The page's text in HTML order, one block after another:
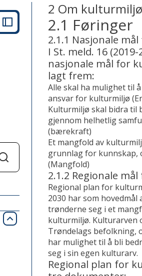
Søk
Lukk
2 Om
2.1 Føringer
2.1.1 Nasjonale
I St. meld. 16
nasjonale mål for
lagt frem:
Alle skal ha mulighet til
ansvar for kulturmiljø
Kulturmiljø skal bidra
gjennom helhetlig
(bærekraft)
Et mangfold av
grunnlag for kunnskap,
(Mangfold)
2.1.2 Regionale
Regional plan for
2030 har som hovedmål
trønderne seg i et
kulturmiljø.
Trøndelags befolkning,
har mulighet til å bli
seg i sin egen kulturarv.
Regional plan for